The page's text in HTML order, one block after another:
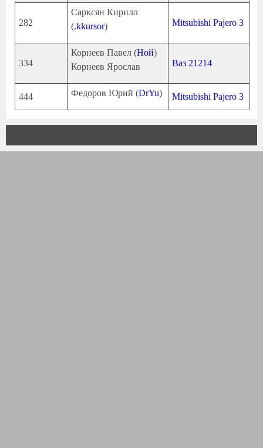
282
Сарксян Кирилл
(.kkursor) Mitsubishi Pajero 3
334
Корнеев Павел (Ной)
Корнеев Ярослав
Ваз 21214
444 Федоров Юрий (DrYu) Mitsubishi Pajero 3